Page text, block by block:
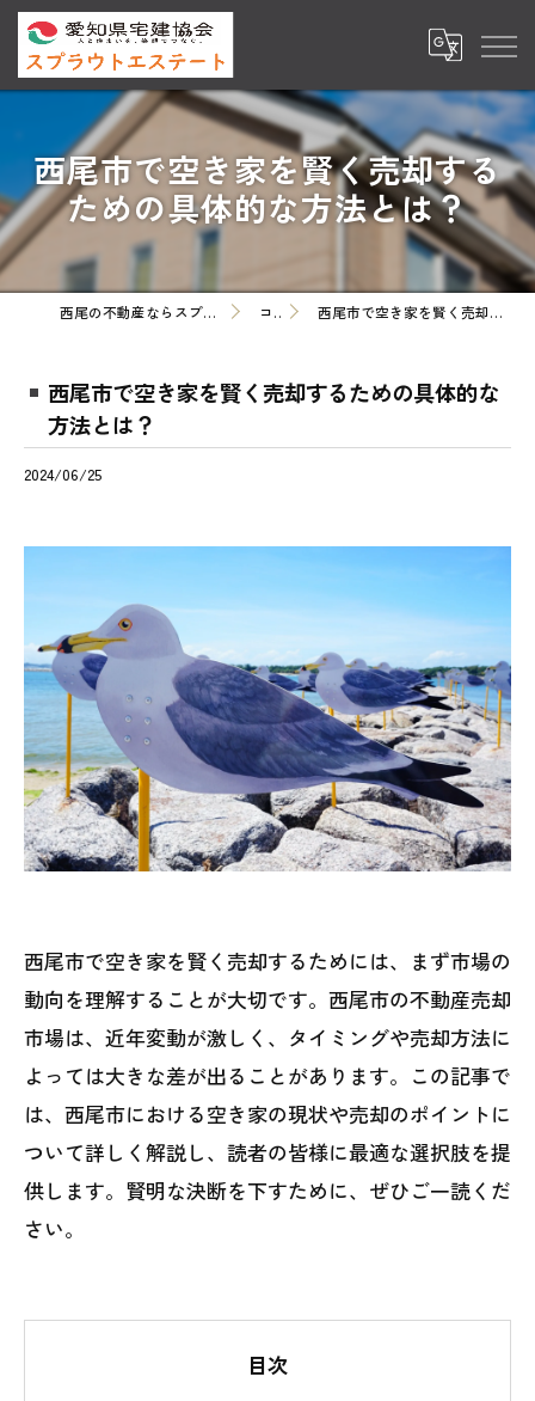
西尾市で空き家を賢く売却する
ための具体的な方法とは？
西尾の不動産ならスプラウトエステート株式会社 コラム 西尾市で空き家を賢く売却するための具体的な方法とは？
西尾市で空き家を賢く売却するための具体的な
方法とは？
2024/06/25
西尾市で空き家を賢く売却するためには、まず市場の
動向を理解することが大切です。西尾市の不動産売却
市場は、近年変動が激しく、タイミングや売却方法に
よっては大きな差が出ることがあります。この記事で
は、西尾市における空き家の現状や売却のポイントに
ついて詳しく解説し、読者の皆様に最適な選択肢を提
供します。賢明な決断を下すために、ぜひご一読くだ
さい。
目次